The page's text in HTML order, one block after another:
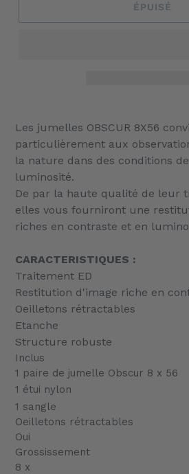
ÉPUISÉ
produit
à
votre
panier
Les jumelles OBSCUR 8X56
particulièrement aux
la nature dans des conditions
luminosité.
De par la haute qualité de leur
elles vous fourniront une
riches en contraste et en
CARACTERISTIQUES :
Traitement ED
Restitution d'image riche en
Oeilletons rétractables
Etanche
Structure robuste
Inclus
1 paire de jumelle Obscur 8 x 56
1 étui nylon
1 sangle
Oeilletons rétractables
Oui
Grossissement
8 x